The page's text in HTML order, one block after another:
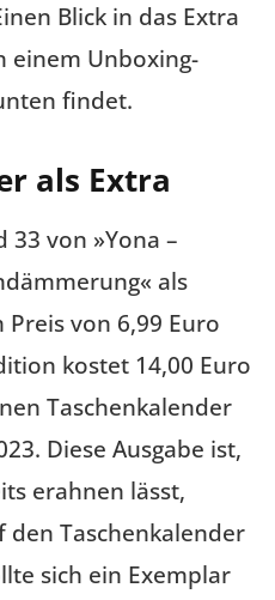
Blick in das Extra
einem Unboxing-
findet.
als Extra
33 von »Yona –
als
von 6,99 Euro
kostet 14,00 Euro
Taschenkalender
Diese Ausgabe ist,
erahnen lässt,
Taschenkalender
sich ein Exemplar